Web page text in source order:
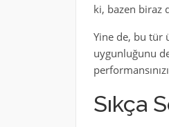
ki, bazen biraz
Yine de, bu tür
uygunluğunu
Sıkça